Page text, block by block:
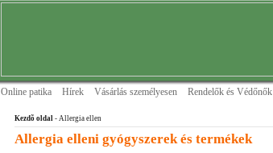
Online patika Hírek Vásárlás személyesen Rendelők és Védőnők
Kezdõ oldal - Allergia ellen
Allergia elleni gyógyszerek és termékek